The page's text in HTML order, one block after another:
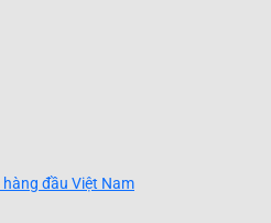
hàng đầu Việt Nam